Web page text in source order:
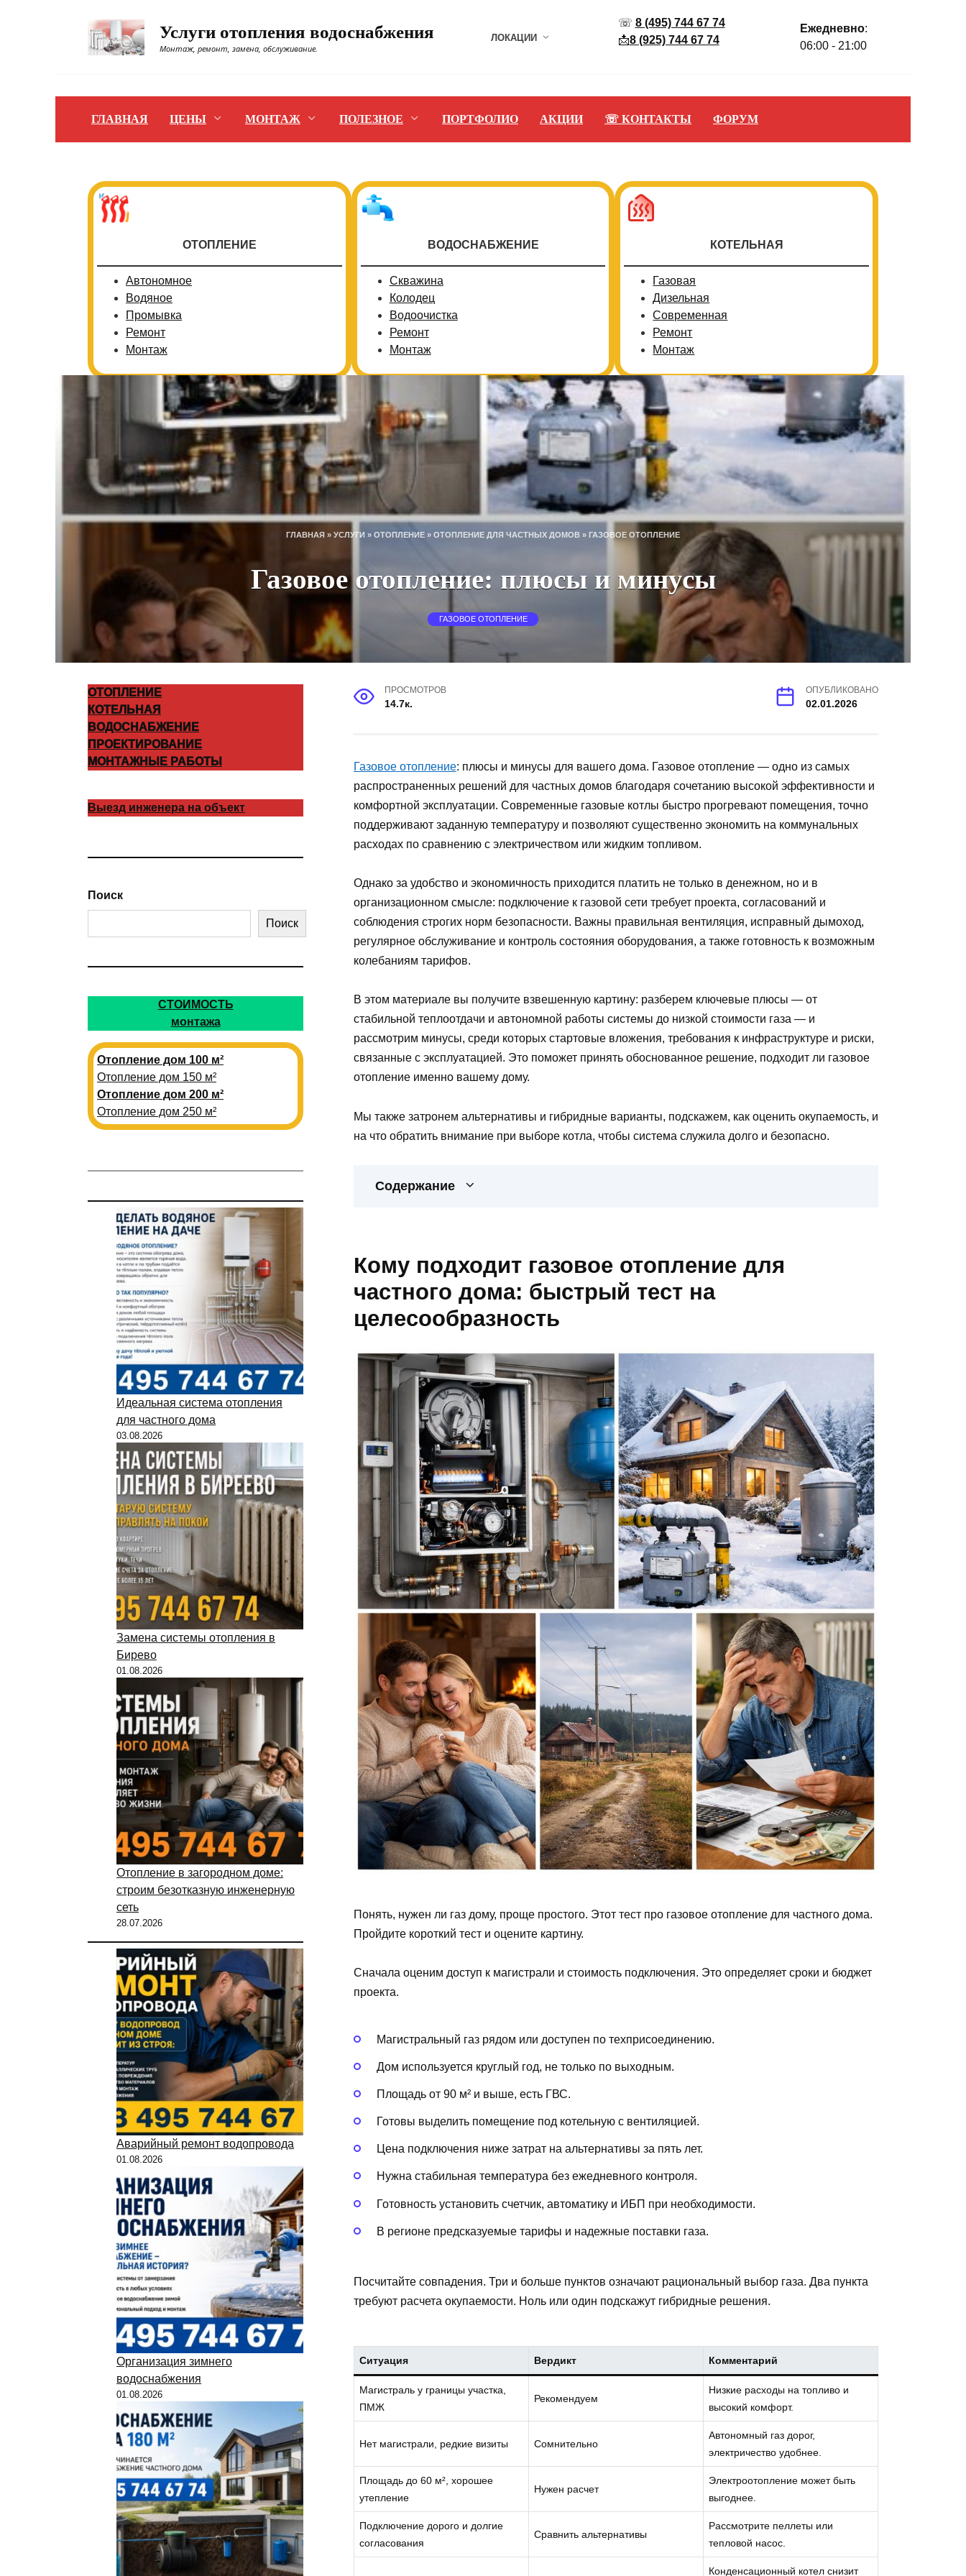
Услуги отопления водоснабжения
Монтаж, ремонт, замена, обслуживание.
ЛОКАЦИИ
☏ 8 (495) 744 67 74
📩8 (925) 744 67 74
Ежедневно:
06:00 - 21:00
ГЛАВНАЯ ЦЕНЫ МОНТАЖ ПОЛЕЗНОЕ ПОРТФОЛИО АКЦИИ ☏ КОНТАКТЫ ФОРУМ
ОТОПЛЕНИЕ
Автономное
Водяное
Промывка
Ремонт
Монтаж
ВОДОСНАБЖЕНИЕ
Скважина
Колодец
Водоочистка
Ремонт
Монтаж
КОТЕЛЬНАЯ
Газовая
Дизельная
Современная
Ремонт
Монтаж
ГЛАВНАЯ » УСЛУГИ » ОТОПЛЕНИЕ » ОТОПЛЕНИЕ ДЛЯ ЧАСТНЫХ ДОМОВ » ГАЗОВОЕ ОТОПЛЕНИЕ
Газовое отопление: плюсы и минусы
ГАЗОВОЕ ОТОПЛЕНИЕ
ПРОСМОТРОВ
14.7к.
ОПУБЛИКОВАНО
02.01.2026
Газовое отопление: плюсы и минусы для вашего дома. Газовое отопление — одно из самых
распространенных решений для частных домов благодаря сочетанию высокой эффективности и
комфортной эксплуатации. Современные газовые котлы быстро прогревают помещения, точно
поддерживают заданную температуру и позволяют существенно экономить на коммунальных
расходах по сравнению с электричеством или жидким топливом.
Однако за удобство и экономичность приходится платить не только в денежном, но и в
организационном смысле: подключение к газовой сети требует проекта, согласований и
соблюдения строгих норм безопасности. Важны правильная вентиляция, исправный дымоход,
регулярное обслуживание и контроль состояния оборудования, а также готовность к возможным
колебаниям тарифов.
В этом материале вы получите взвешенную картину: разберем ключевые плюсы — от
стабильной теплоотдачи и автономной работы системы до низкой стоимости газа — и
рассмотрим минусы, среди которых стартовые вложения, требования к инфраструктуре и риски,
связанные с эксплуатацией. Это поможет принять обоснованное решение, подходит ли газовое
отопление именно вашему дому.
Мы также затронем альтернативы и гибридные варианты, подскажем, как оценить окупаемость, и
на что обратить внимание при выборе котла, чтобы система служила долго и безопасно.
Содержание
Кому подходит газовое отопление для
частного дома: быстрый тест на
целесообразность
Понять, нужен ли газ дому, проще простого. Этот тест про газовое отопление для частного дома.
Пройдите короткий тест и оцените картину.
Сначала оценим доступ к магистрали и стоимость подключения. Это определяет сроки и бюджет
проекта.
Магистральный газ рядом или доступен по техприсоединению.
Дом используется круглый год, не только по выходным.
Площадь от 90 м² и выше, есть ГВС.
Готовы выделить помещение под котельную с вентиляцией.
Цена подключения ниже затрат на альтернативы за пять лет.
Нужна стабильная температура без ежедневного контроля.
Готовность установить счетчик, автоматику и ИБП при необходимости.
В регионе предсказуемые тарифы и надежные поставки газа.
Посчитайте совпадения. Три и больше пунктов означают рациональный выбор газа. Два пункта
требуют расчета окупаемости. Ноль или один подскажут гибридные решения.
Ситуация Вердикт Комментарий
Магистраль у границы участка,
ПМЖ
Рекомендуем
Низкие расходы на топливо и
высокий комфорт.
Нет магистрали, редкие визиты Сомнительно
Автономный газ дорог,
электричество удобнее.
Площадь до 60 м², хорошее
утепление
Нужен расчет
Электроотопление может быть
выгоднее.
Подключение дорого и долгие
согласования
Сравнить альтернативы
Рассмотрите пеллеты или
тепловой насос.
Конденсационный котел снизит
ОТОПЛЕНИЕ
КОТЕЛЬНАЯ
ВОДОСНАБЖЕНИЕ
ПРОЕКТИРОВАНИЕ
МОНТАЖНЫЕ РАБОТЫ
Выезд инженера на объект
Поиск
Поиск
СТОИМОСТЬ
монтажа
Отопление дом 100 м²
Отопление дом 150 м²
Отопление дом 200 м²
Отопление дом 250 м²
Идеальная система отопления
для частного дома
03.08.2026
Замена системы отопления в
Бирево
01.08.2026
Отопление в загородном доме:
строим безотказную инженерную
сеть
28.07.2026
Аварийный ремонт водопровода
01.08.2026
Организация зимнего
водоснабжения
01.08.2026